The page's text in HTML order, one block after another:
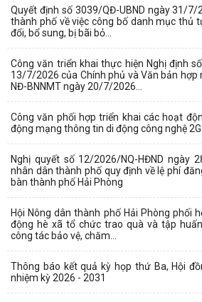
Quyết định số 3039/QĐ-UBND ngày 31/7/
thành phố về việc công bố danh mục thủ
đổi, bổ sung, bị bãi bỏ...
Công văn triển khai thực hiện Nghị định
13/7/2026 của Chính phủ và Văn bản
NĐ-BNNMT ngày 20/7/2026...
Công văn phối hợp triển khai các hoạt
động mạng thông tin di động công nghệ 2G
Nghị quyết số 12/2026/NQ-HĐND ngày
nhân dân thành phố quy định về lệ phí
bàn thành phố Hải Phòng
Hội Nông dân thành phố Hải Phòng phối
động hè xã tổ chức trao quà và tập
công tác bảo vệ, chăm...
Thông báo kết quả kỳ họp thứ Ba, Hội
nhiệm kỳ 2026 - 2031